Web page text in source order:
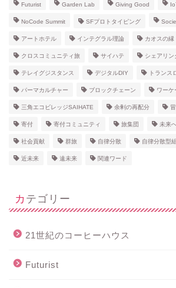
Futurist Garden Lab Giving Good
NoCode Summit SFプロトタイピング
アートホテル インテグラル理論 カオスの縁
クロスコミュニティ旅 サイハテ シェアリン
テレイグジスタンス デジタルDIY トランス
パーマカルチャー ブロックチェーン ワーケ
三角エコビレッジSAIHATE 余剰の再配分
寄付 寄付コミュニティ 旅集団 未来
社会貢献 群旅 自律分散 自律分散型
近未来 遠未来 関連ワード
カテゴリー
21世紀のコーヒーハウス
Futurist